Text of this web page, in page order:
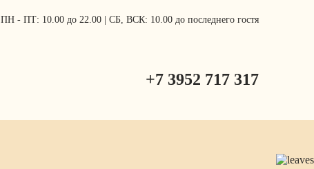
ПН - ПТ: 10.00 до 22.00 | СБ, ВСК: 10.00 до последнего гостя
+7 3952 717 317